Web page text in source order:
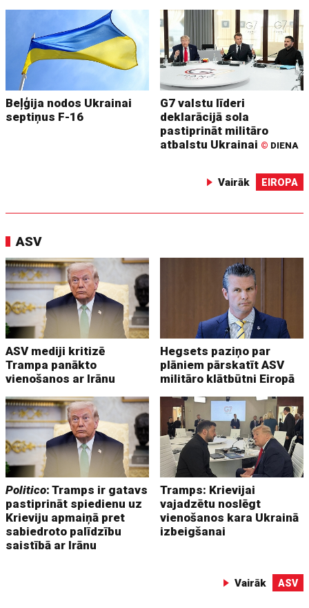
Beļģija nodos Ukrainai
septiņus F-16
G7 valstu līderi
deklarācijā sola
pastiprināt militāro
atbalstu Ukrainai © DIENA
Vairāk EIROPA
ASV
ASV mediji kritizē
Trampa panākto
vienošanos ar Irānu
Hegsets paziņo par
plāniem pārskatīt ASV
militāro klātbūtni Eiropā
Politico: Tramps ir gatavs
pastiprināt spiedienu uz
Krieviju apmaiņā pret
sabiedroto palīdzību
saistībā ar Irānu
Tramps: Krievijai
vajadzētu noslēgt
vienošanos kara Ukrainā
izbeigšanai
Vairāk ASV